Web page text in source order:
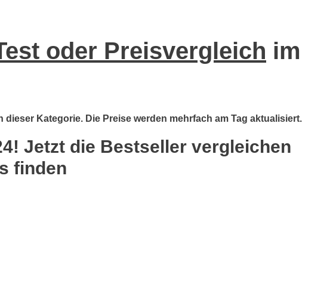
oder Preisvergleich im
Kategorie. Die Preise werden mehrfach am Tag aktualisiert.
Jetzt die Bestseller vergleichen
finden